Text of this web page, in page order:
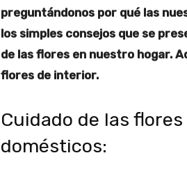
preguntándonos por qué las
los simples consejos que se
de las flores en nuestro hogar.
flores de interior.
Cuidado de las
domésticos: